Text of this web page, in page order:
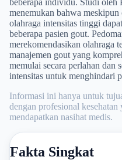
menemukan bahwa meskipun
olahraga intensitas tinggi
beberapa pasien gout.
merekomendasikan olahraga
manajemen gout yang
memulai secara perlahan dan
intensitas untuk menghindari
Informasi ini hanya untuk
dengan profesional
mendapatkan nasihat medis.
Fakta Singkat